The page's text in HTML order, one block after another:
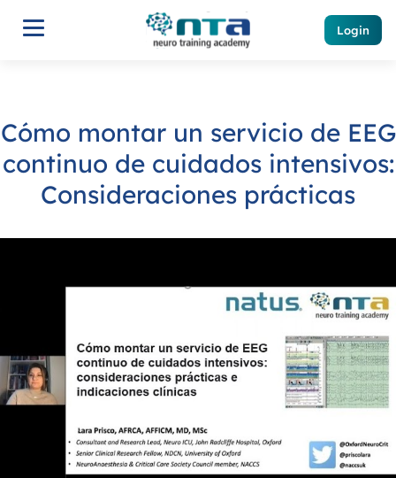
Login
Cómo montar un servicio de EEG
continuo de cuidados intensivos:
Consideraciones prácticas